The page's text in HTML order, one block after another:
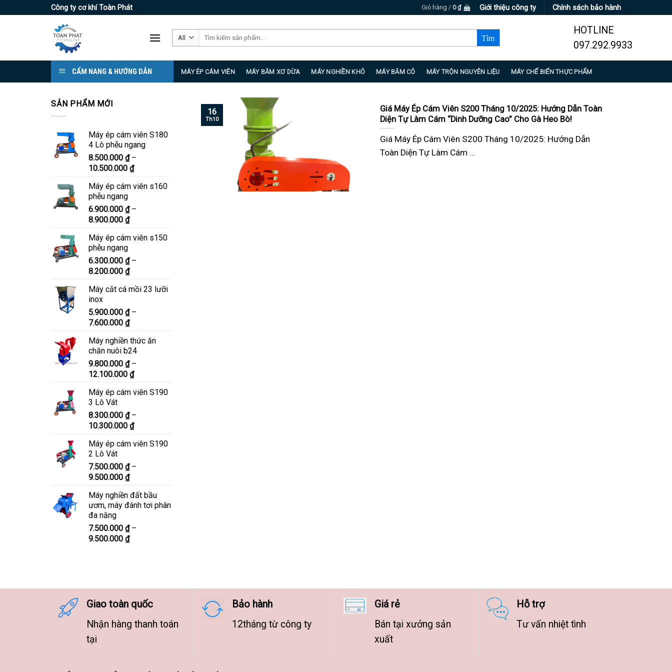
to
Công ty cơ khí Toàn Phát Giỏ hàng / 0₫ Giới thiệu công ty Chính sách bảo hành
Tìm
HOTLINE
097.292.9933
CẨM NANG & HƯỚNG DẪN MÁY ÉP CÁM VIÊN MÁY BĂM XƠ DỪA MÁY NGHIỀN KHÔ MÁY BĂM CỎ MÁY TRỘN NGUYÊN LIỆU MÁY CHẾ BIẾN THỰC PHẨM
SẢN PHẨM MỚI
Máy ép cám viên S180
4 Lô phễu ngang
8.500.000 ₫ –
10.500.000 ₫Khoảng
từ
đến
Máy ép cám viên s160
phễu ngang
6.900.000 ₫ –
8.900.000 ₫Khoảng
từ
đến
8.900.000 ₫
Máy ép cám viên s150
phễu ngang
6.300.000 ₫ –
8.200.000 ₫Khoảng
từ
đến
8.200.000 ₫
Máy cắt cá mồi 23 lưỡi
inox
5.900.000 ₫ –
7.600.000 ₫Khoảng
từ
5.900.000 ₫
đến
7.600.000 ₫
Máy nghiền thức ăn
chăn nuôi b24
9.800.000 ₫ –
12.100.000 ₫Khoảng
từ
đến
12.100.000 ₫
Máy ép cám viên S190
3 Lô Vát
8.300.000 ₫ –
10.300.000 ₫Khoảng
từ
đến
Máy ép cám viên S190
2 Lô Vát
7.500.000 ₫ –
9.500.000 ₫Khoảng
từ
7.500.000 ₫
9.500.000 ₫
Máy nghiền đất bầu
ươm, máy đánh tơi phân
đa năng
7.500.000 ₫ –
9.500.000 ₫Khoảng
9.500.000 ₫
Giá Máy Ép Cám Viên S200 Tháng 10/2025: Hướng Dẫn Toàn
Diện Tự Làm Cám “Dinh Dưỡng Cao” Cho Gà Heo Bò!
Giá Máy Ép Cám Viên S200 Tháng 10/2025: Hướng Dẫn
Toàn Diện Tự Làm Cám ...
16
Th10
Giao toàn quốc
Nhận hàng thanh toán
tại
Bảo hành
12tháng từ công ty
Giá rẻ
Bán tại xưởng sản
xuất
Hỗ trợ
Tư vấn nhiệt tình